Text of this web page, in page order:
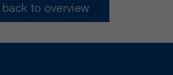
back to overview